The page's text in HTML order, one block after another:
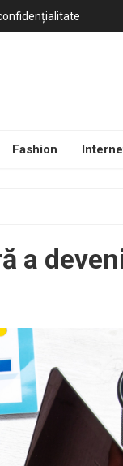
Fashion
a